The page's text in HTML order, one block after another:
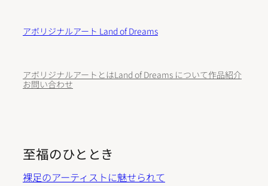
アボリジナルアート Land of Dreams
アボリジナルアートとはLand of Dreams について作品紹介
お問い合わせ
至福のひととき
裸足のアーティストに魅せられて